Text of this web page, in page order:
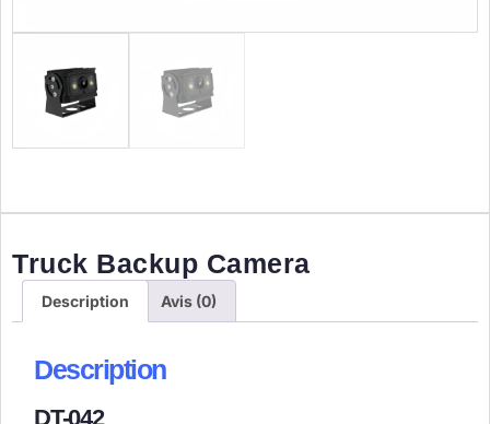
Truck Backup Camera
Description Avis (0)
Description
DT-042